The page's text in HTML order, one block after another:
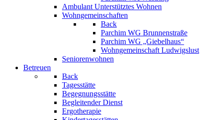
Ambulant Unterstütztes Wohnen
Wohngemeinschaften
Back
Parchim WG Brunnenstraße
Parchim WG „Giebelhaus“
Wohngemeinschaft Ludwigslust
Seniorenwohnen
Betreuen
Back
Tagesstätte
Begegnungsstätte
Begleitender Dienst
Ergotherapie